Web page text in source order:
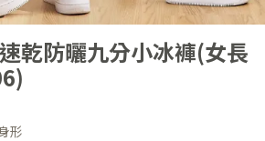
乾防曬九分小冰褲(女長
形